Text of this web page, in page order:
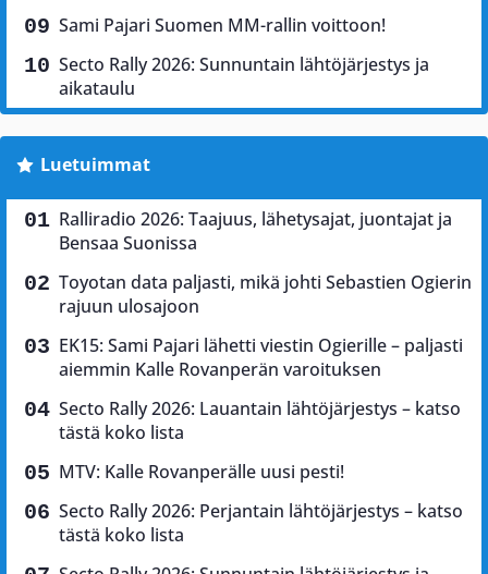
Sami Pajari Suomen MM-rallin voittoon!
Secto Rally 2026: Sunnuntain lähtöjärjestys ja
aikataulu
Luetuimmat
Ralliradio 2026: Taajuus, lähetysajat, juontajat ja
Bensaa Suonissa
Toyotan data paljasti, mikä johti Sebastien Ogierin
rajuun ulosajoon
EK15: Sami Pajari lähetti viestin Ogierille – paljasti
aiemmin Kalle Rovanperän varoituksen
Secto Rally 2026: Lauantain lähtöjärjestys – katso
tästä koko lista
MTV: Kalle Rovanperälle uusi pesti!
Secto Rally 2026: Perjantain lähtöjärjestys – katso
tästä koko lista